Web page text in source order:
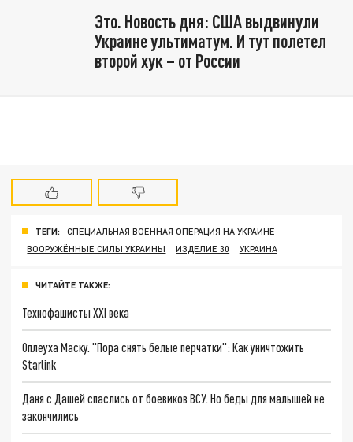
Это. Новость дня: США выдвинули
Украине ультиматум. И тут полетел
второй хук – от России
ТЕГИ:
СПЕЦИАЛЬНАЯ ВОЕННАЯ ОПЕРАЦИЯ НА УКРАИНЕ
ВООРУЖЁННЫЕ СИЛЫ УКРАИНЫ
ИЗДЕЛИЕ 30 УКРАИНА
ЧИТАЙТЕ ТАКЖЕ:
Технофашисты XXI века
Оплеуха Маску. "Пора снять белые перчатки": Как уничтожить
Starlink
Даня с Дашей спаслись от боевиков ВСУ. Но беды для малышей не
закончились